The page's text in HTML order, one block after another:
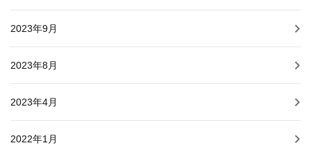
2023年9月
2023年8月
2023年4月
2022年1月